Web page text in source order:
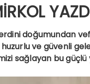
doğumundan
ve güvenli
sağlayan bu güçlü